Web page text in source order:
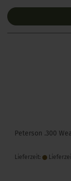
Peterson .300
Lieferzeit: